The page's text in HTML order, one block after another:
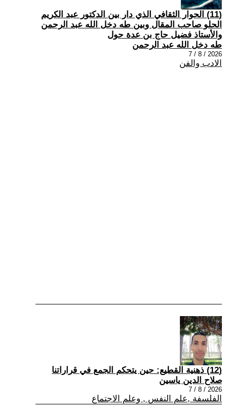
(11) الحوار الثقافي الذي دار بين الدكتور عبد الكريم
الحلو صاحب المقال وبين طه دخل الله عبد الرحمن
والأستاذ فضيل حاج بن عدة حول
طه دخل الله عبد الرحمن
2026 / 8 / 7
الادب والفن
(12) ذهنية القطيع: حين يتحكم الجمع في قراراتنا
صلاح الدين ياسين
2026 / 8 / 7
الفلسفة ,علم النفس , وعلم الاجتماع